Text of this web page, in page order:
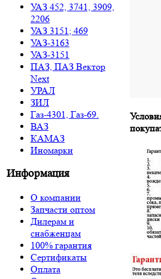
УАЗ 452, 3741, 3909,
2206
УАЗ 3151; 469
УАЗ-3163
УАЗ-3151
ПАЗ, ПАЗ Вектор
Next
УРАЛ
ЗИЛ
Газ-4301, Газ-69.
ВАЗ
КАМАЗ
Иномарки
Информация
О компании
Запчасти оптом
Дилерам и
снабженцам
100% гарантия
Сертификаты
Оплата